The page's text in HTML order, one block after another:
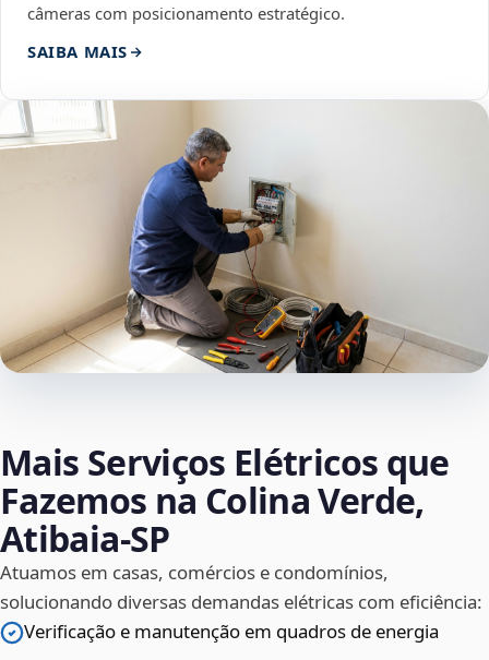
câmeras com posicionamento estratégico.
SAIBA MAIS
Mais Serviços Elétricos que
Fazemos na Colina Verde,
Atibaia‑SP
Atuamos em casas, comércios e condomínios,
solucionando diversas demandas elétricas com eficiência:
Verificação e manutenção em quadros de energia